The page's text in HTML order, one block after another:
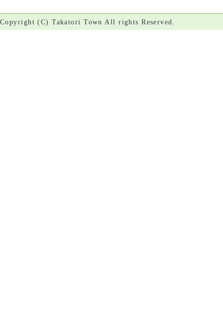
Copyright (C) Takatori Town All rights Reserved.